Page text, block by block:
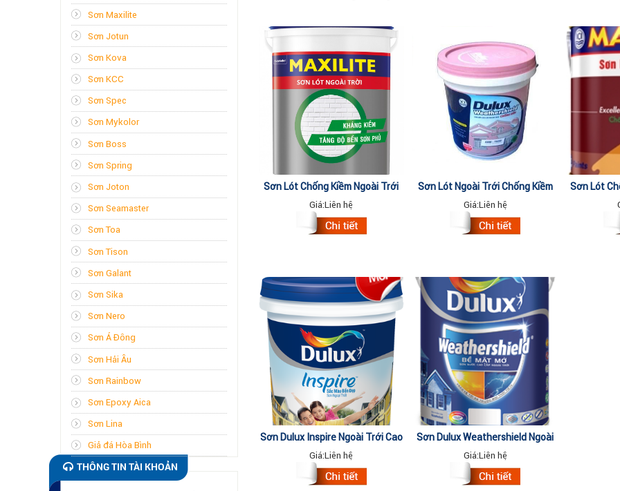
Sơn Maxilite
Sơn Jotun
Sơn Kova
Sơn KCC
Sơn Spec
Sơn Mykolor
Sơn Boss
Sơn Spring
Sơn Joton
Sơn Seamaster
Sơn Toa
Sơn Tison
Sơn Galant
Sơn Sika
Sơn Nero
Sơn Á Đông
Sơn Hải Âu
Sơn Rainbow
Sơn Epoxy Aica
Sơn Lina
Giả đá Hòa Bình
THÔNG TIN TÀI KHOẢN
Sơn Lót Chống Kiềm Ngoài Trời
Maxilite 18 Lít
Giá:Liên hệ
Sơn Lót Ngoài Trời Chống Kiềm
Dulux Weathershield A936-75320
18L
Giá:Liên hệ
Sơn Lót
Sơn Dulux Inspire Ngoài Trời Cao
Cấp Th/18 Lít
Giá:Liên hệ
Sơn Dulux Weathershield Ngoài
Trời Cao Cấp BJ8 Lon 5 Lít
Giá:Liên hệ